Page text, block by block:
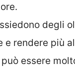
degli
rendere più
essere